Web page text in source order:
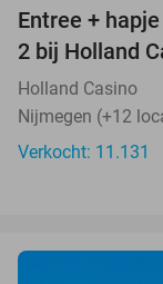
Entree +
2 bij Holland
Holland Casino
Nijmegen (+12
Verkocht: 11.131